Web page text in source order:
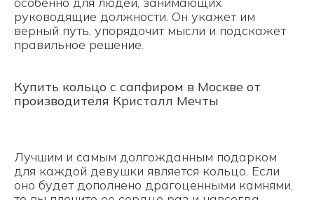
руководящие должности. Он укажет им
верный путь, упорядочит мысли и подскажет
правильное решение.
Купить кольцо с сапфиром в Москве от
производителя Кристалл Мечты
Лучшим и самым долгожданным подарком
для каждой девушки является кольцо. Если
оно будет дополнено драгоценными камнями,